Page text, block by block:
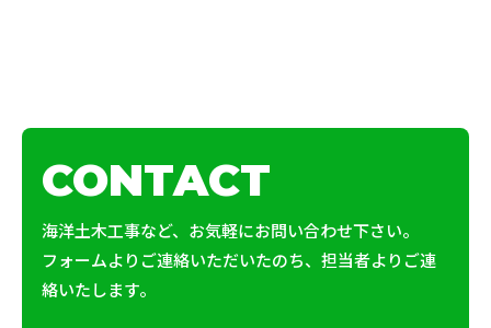
CONTACT
海洋土木工事など、お気軽にお問い合わせ下さい。
フォームよりご連絡いただいたのち、担当者よりご連
絡いたします。